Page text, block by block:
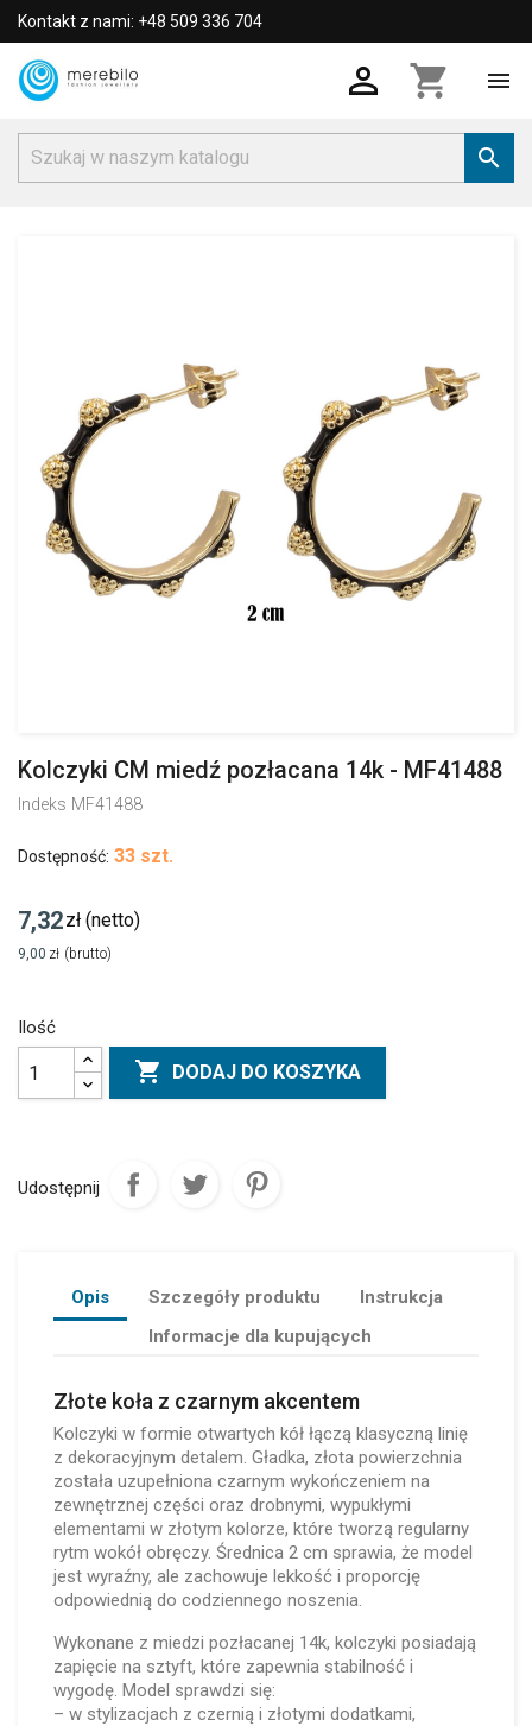
Kontakt z nami: +48 509 336 704
 shopping_cart 

Kolczyki CM miedź pozłacana 14k - MF41488
Indeks MF41488
Dostępność: 33 szt.
7,32zł (netto)
9,00 zł (brutto)
Ilość
 DODAJ DO KOSZYKA
Udostępnij
Opis Szczegóły produktu
Instrukcja
Informacje dla kupujących
Złote koła z czarnym akcentem
Kolczyki w formie otwartych kół łączą klasyczną linię
z dekoracyjnym detalem. Gładka, złota powierzchnia
została uzupełniona czarnym wykończeniem na
zewnętrznej części oraz drobnymi, wypukłymi
elementami w złotym kolorze, które tworzą regularny
rytm wokół obręczy. Średnica 2 cm sprawia, że model
jest wyraźny, ale zachowuje lekkość i proporcję
odpowiednią do codziennego noszenia.
Wykonane z miedzi pozłacanej 14k, kolczyki posiadają
zapięcie na sztyft, które zapewnia stabilność i
wygodę. Model sprawdzi się:
– w stylizacjach z czernią i złotymi dodatkami,